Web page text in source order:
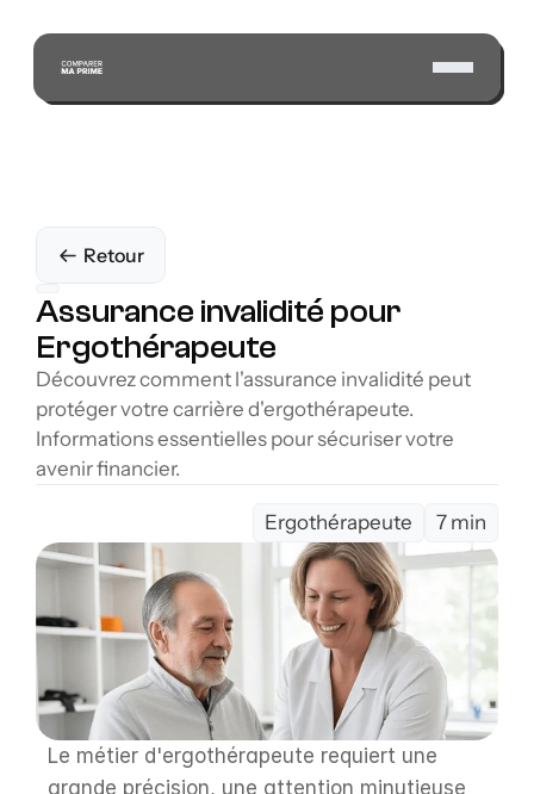
Retour
Assurance invalidité pour
Ergothérapeute
Découvrez comment l'assurance invalidité peut
protéger votre carrière d'ergothérapeute.
Informations essentielles pour sécuriser votre
avenir financier.
Ergothérapeute 7 min
Le métier d'ergothérapeute requiert une
grande précision, une attention minutieuse